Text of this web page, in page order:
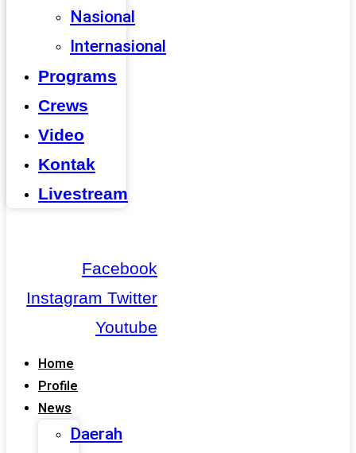
Nasional
Internasional
Programs
Crews
Video
Kontak
Livestream
Facebook
Instagram Twitter
Youtube
Home
Profile
News
Daerah